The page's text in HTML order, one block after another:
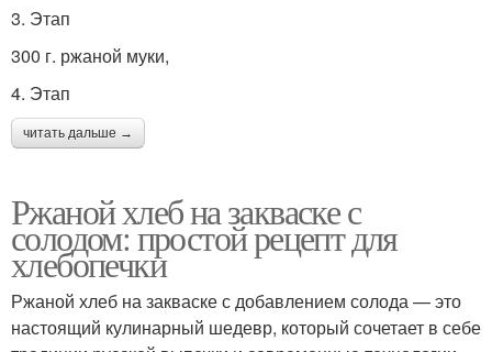
3. Этап
300 г. ржаной муки,
4. Этап
читать дальше →
Ржаной хлеб на закваске с
солодом: простой рецепт для
хлебопечки
Ржаной хлеб на закваске с добавлением солода — это
настоящий кулинарный шедевр, который сочетает в себе